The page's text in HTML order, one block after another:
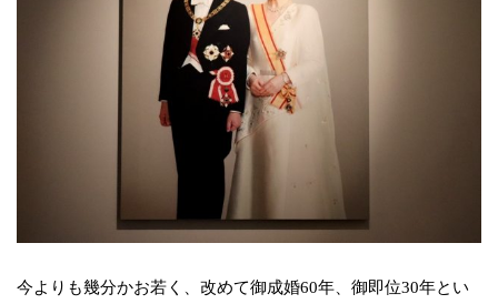
今よりも幾分かお若く、改めて御成婚60年、御即位30年とい